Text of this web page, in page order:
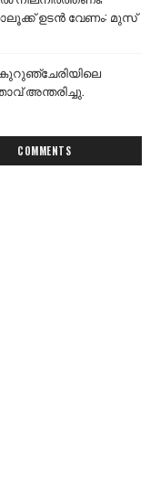
ഉടൻ വേണം: മുസ്
കുറുഞ്ചേരിയിലെ
അന്തരിച്ചു.
COMMENTS